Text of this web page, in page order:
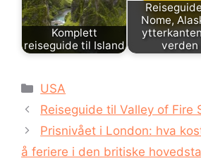
Komplett
reiseguide til Island
Nome,
verden
Kategorier
USA
Reiseguide til Valley of Fire
Prisnivået i London: hva
å feriere i den britiske